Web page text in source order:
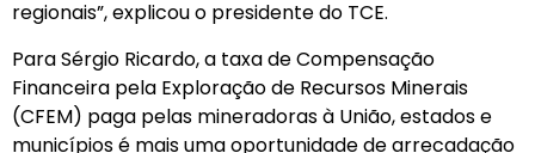
regionais”, explicou o presidente do TCE.
Para Sérgio Ricardo, a taxa de Compensação
Financeira pela Exploração de Recursos Minerais
(CFEM) paga pelas mineradoras à União, estados e
municípios é mais uma oportunidade de arrecadação